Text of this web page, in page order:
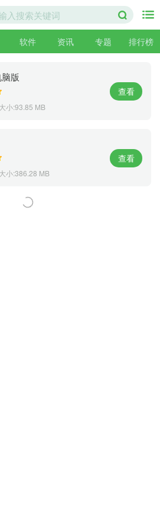
软件 资讯 专题 排行榜
版
大小:93.85 MB
查看
大小:386.28 MB
查看